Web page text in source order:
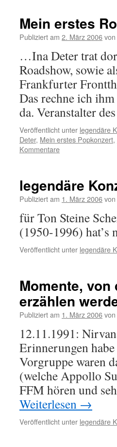
Mein erstes
Publiziert am 2. März 2006von
…Ina Deter trat
Roadshow, sowie
Frankfurter
Das rechne ich
da. Veranstalter
Veröffentlicht unter legendäre
Deter, Mein erstes Popkonzert,
Kommentare
legendäre
Publiziert am 1. März 2006von
für Ton Steine
(1950-1996) hat’s
Veröffentlicht unter legendäre
Momente,
erzählen
Publiziert am 1. März 2006von
12.11.1991:
Erinnerungen
Vorgruppe waren
(welche Appollo
FFM hören und
Weiterlesen →
Veröffentlicht unter legendäre